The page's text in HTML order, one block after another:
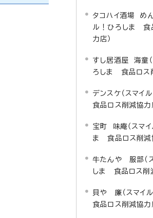
タコハイ酒場 め
ル！ひろしま 食
力店）
すし居酒屋 海童
ろしま 食品ロス
デンスケ（スマイ
食品ロス削減協力
宝町 味庵（スマ
ま 食品ロス削減
牛たんや 服部（
しま 食品ロス削
貝や 廉（スマイ
食品ロス削減協力